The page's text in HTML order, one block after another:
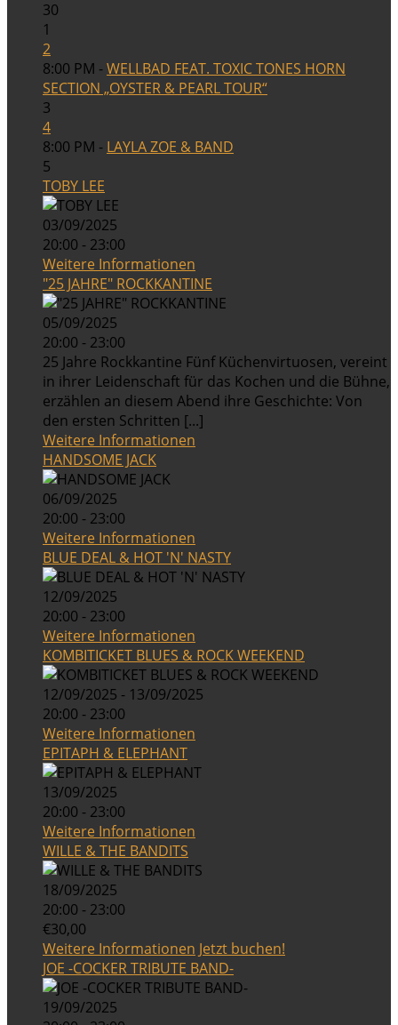
30
1
2
8:00 PM -WELLBAD FEAT. TOXIC TONES HORN
SECTION „OYSTER & PEARL TOUR“
3
4
8:00 PM - LAYLA ZOE & BAND
5
TOBY LEE
03/09/2025
20:00 - 23:00
Weitere Informationen
"25 JAHRE" ROCKKANTINE
05/09/2025
20:00 - 23:00
25 Jahre Rockkantine Fünf Küchenvirtuosen, vereint
in ihrer Leidenschaft für das Kochen und die Bühne,
erzählen an diesem Abend ihre Geschichte: Von
den ersten Schritten [...]
Weitere Informationen
HANDSOME JACK
06/09/2025
20:00 - 23:00
Weitere Informationen
BLUE DEAL & HOT 'N' NASTY
12/09/2025
20:00 - 23:00
Weitere Informationen
KOMBITICKET BLUES & ROCK WEEKEND
12/09/2025 - 13/09/2025
20:00 - 23:00
Weitere Informationen
EPITAPH & ELEPHANT
13/09/2025
20:00 - 23:00
Weitere Informationen
WILLE & THE BANDITS
18/09/2025
20:00 - 23:00
€30,00
Weitere Informationen Jetzt buchen!
JOE -COCKER TRIBUTE BAND-
19/09/2025